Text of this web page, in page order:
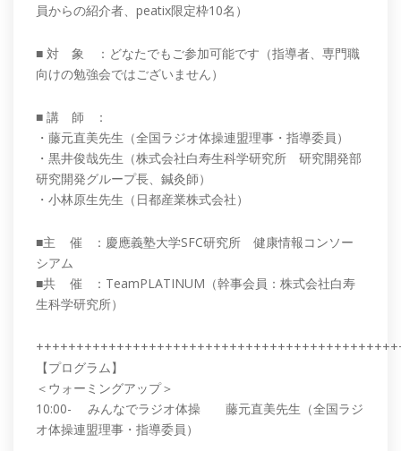
員からの紹介者、peatix限定枠10名）
■ 対 象 ：どなたでもご参加可能です（指導者、専門職
向けの勉強会ではございません）
■ 講 師 ：
・藤元直美先生（全国ラジオ体操連盟理事・指導委員）
・黒井俊哉先生（株式会社白寿生科学研究所 研究開発部
研究開発グループ長、鍼灸師）
・小林原生先生（日都産業株式会社）
■主 催 ：慶應義塾大学SFC研究所 健康情報コンソー
シアム
■共 催 ：TeamPLATINUM（幹事会員：株式会社白寿
生科学研究所）
【プログラム】
＜ウォーミングアップ＞
10:00- みんなでラジオ体操 藤元直美先生（全国ラジ
オ体操連盟理事・指導委員）